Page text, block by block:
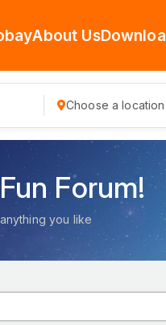
About Us
Choose a location
Forum!
you like